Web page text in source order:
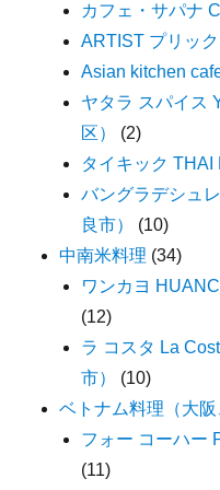
カフェ・サパナ
ARTIST プリッ
Asian kitchen
ヤタラ スパイス
区）
(2)
タイキック THAI
バングラデシュ
良市）
(10)
中南米料理 (34)
ワンカヨ
(12)
ラ コスタ La
市）
(10)
ベトナム料理（大阪
フォー コーハー
(11)